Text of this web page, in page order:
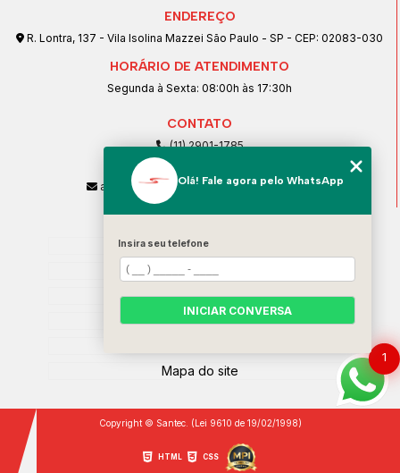
ENDEREÇO
R. Lontra, 137 - Vila Isolina Mazzei São Paulo - SP - CEP: 02083-030
HORÁRIO DE ATENDIMENTO
Segunda à Sexta: 08:00h às 17:30h
CONTATO
(11) 2901-1785
(11) 99239-1832
atendimento@santeccopiadoras.com.br
Home
Empresa
SERVIÇOS
Contato
Mapa do site
Copyright © Santec. (Lei 9610 de 19/02/1998)
HTML CSS
1
Olá! Fale agora pelo WhatsApp
Insira seu telefone
INICIAR CONVERSA